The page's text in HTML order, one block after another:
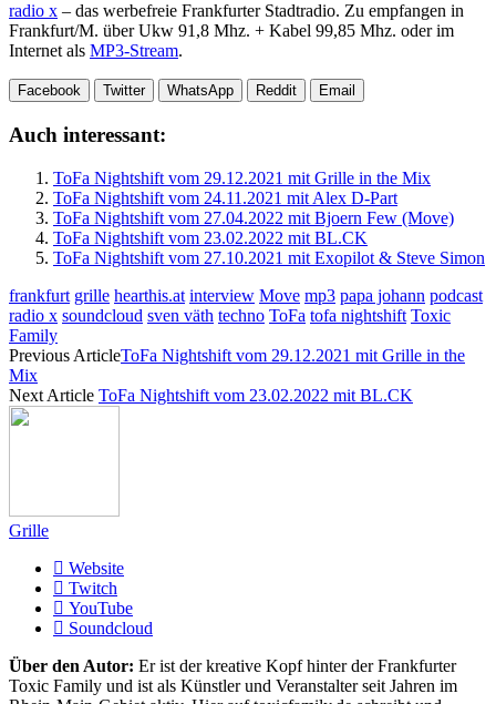
radio x – das werbefreie Frankfurter Stadtradio. Zu empfangen in
Frankfurt/M. über Ukw 91,8 Mhz. + Kabel 99,85 Mhz. oder im
Internet als MP3-Stream.
Facebook Twitter WhatsApp Reddit Email
Auch interessant:
ToFa Nightshift vom 29.12.2021 mit Grille in the Mix
ToFa Nightshift vom 24.11.2021 mit Alex D-Part
ToFa Nightshift vom 27.04.2022 mit Bjoern Few (Move)
ToFa Nightshift vom 23.02.2022 mit BL.CK
ToFa Nightshift vom 27.10.2021 mit Exopilot & Steve Simon
frankfurt grille hearthis.at interview Move mp3 papa johann podcast
radio x soundcloud sven väth techno ToFa tofa nightshift Toxic
Family
Previous ArticleToFa Nightshift vom 29.12.2021 mit Grille in the
Mix
Next Article ToFa Nightshift vom 23.02.2022 mit BL.CK
Grille
Website
Twitch
YouTube
Soundcloud
Über den Autor: Er ist der kreative Kopf hinter der Frankfurter
Toxic Family und ist als Künstler und Veranstalter seit Jahren im